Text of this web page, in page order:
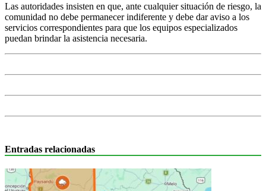
Las autoridades insisten en que, ante cualquier situación de riesgo, la
comunidad no debe permanecer indiferente y debe dar aviso a los
servicios correspondientes para que los equipos especializados
puedan brindar la asistencia necesaria.
Entradas relacionadas